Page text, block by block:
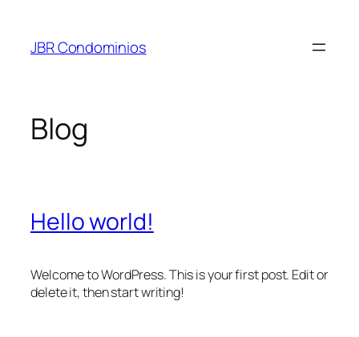
JBR Condominios
Blog
Hello world!
Welcome to WordPress. This is your first post. Edit or
delete it, then start writing!